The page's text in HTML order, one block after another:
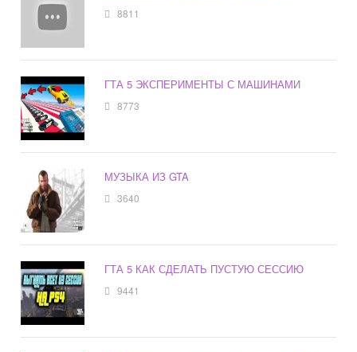
8811
ГТА 5 ЭКСПЕРИМЕНТЫ С МАШИНАМИ
8773
МУЗЫКА ИЗ GTA
3640
ГТА 5 КАК СДЕЛАТЬ ПУСТУЮ СЕССИЮ
9441